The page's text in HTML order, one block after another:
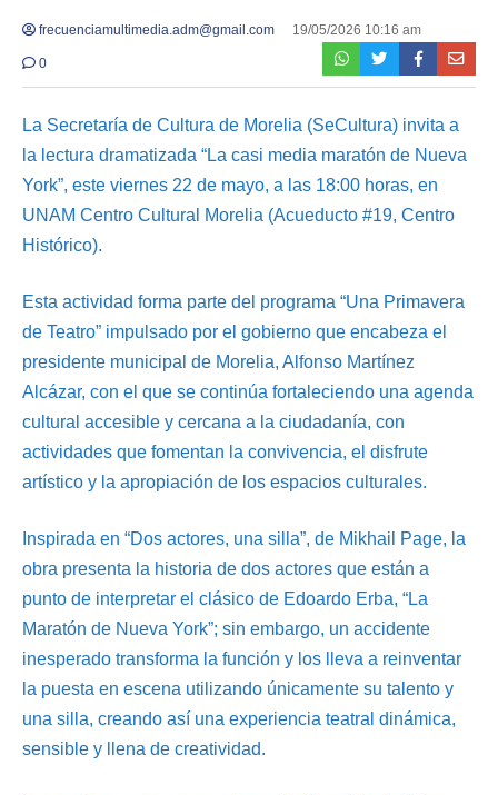
frecuenciamultimedia.adm@gmail.com 19/05/2026 10:16 am
0
La Secretaría de Cultura de Morelia (SeCultura) invita a
la lectura dramatizada “La casi media maratón de Nueva
York”, este viernes 22 de mayo, a las 18:00 horas, en
UNAM Centro Cultural Morelia (Acueducto #19, Centro
Histórico).
Esta actividad forma parte del programa “Una Primavera
de Teatro” impulsado por el gobierno que encabeza el
presidente municipal de Morelia, Alfonso Martínez
Alcázar, con el que se continúa fortaleciendo una agenda
cultural accesible y cercana a la ciudadanía, con
actividades que fomentan la convivencia, el disfrute
artístico y la apropiación de los espacios culturales.
Inspirada en “Dos actores, una silla”, de Mikhail Page, la
obra presenta la historia de dos actores que están a
punto de interpretar el clásico de Edoardo Erba, “La
Maratón de Nueva York”; sin embargo, un accidente
inesperado transforma la función y los lleva a reinventar
la puesta en escena utilizando únicamente su talento y
una silla, creando así una experiencia teatral dinámica,
sensible y llena de creatividad.